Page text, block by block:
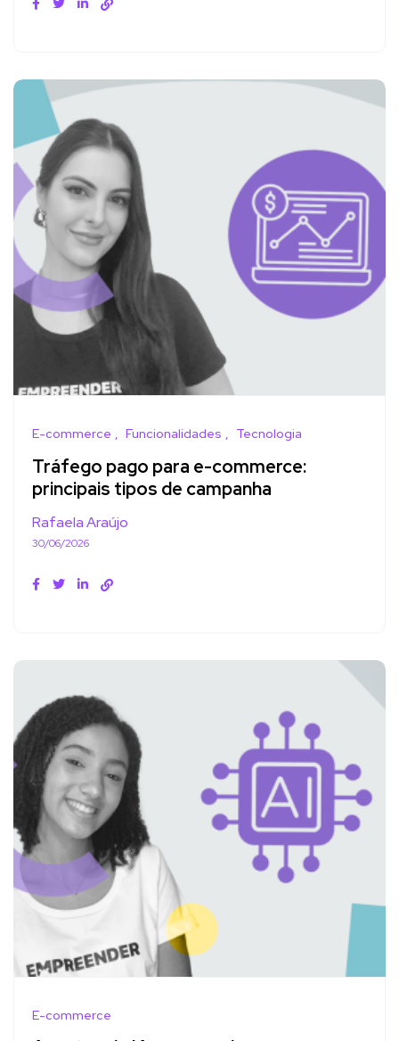
E-commerce Funcionalidades Tecnologia
Tráfego pago para e-commerce:
principais tipos de campanha
Rafaela Araújo
30/06/2026
E-commerce